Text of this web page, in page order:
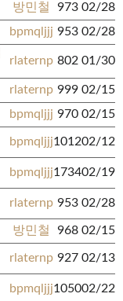
방민철 973 02/28
bpmqljjj 953 02/28
rlaternp 802 01/30
rlaternp 999 02/15
bpmqljjj 970 02/15
bpmqljjj101202/12
bpmqljjj173402/19
rlaternp 953 02/28
방민철 968 02/15
rlaternp 927 02/13
bpmqljjj105002/22